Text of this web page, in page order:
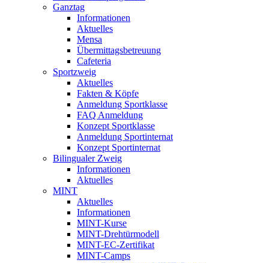
Ganztag
Informationen
Aktuelles
Mensa
Übermittagsbetreuung
Cafeteria
Sportzweig
Aktuelles
Fakten & Köpfe
Anmeldung Sportklasse
FAQ Anmeldung
Konzept Sportklasse
Anmeldung Sportinternat
Konzept Sportinternat
Bilingualer Zweig
Informationen
Aktuelles
MINT
Aktuelles
Informationen
MINT-Kurse
MINT-Drehtürmodell
MINT-EC-Zertifikat
MINT-Camps